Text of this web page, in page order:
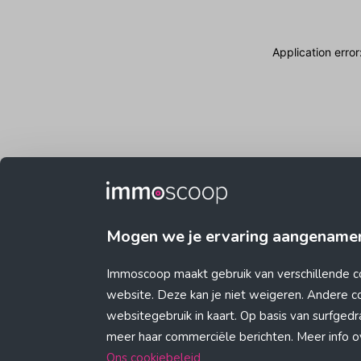
Mogen we je ervaring
Immoscoop maakt gebruik van verschillende
website. Deze kan je niet weigeren. Andere
websitegebruik in kaart. Op basis van
meer haar commerciële berichten. Meer info
Ons cookiebeleid
Application